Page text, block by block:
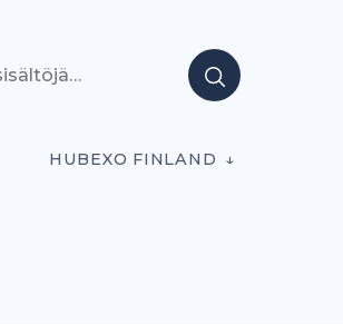
HUBEXO FINLAND